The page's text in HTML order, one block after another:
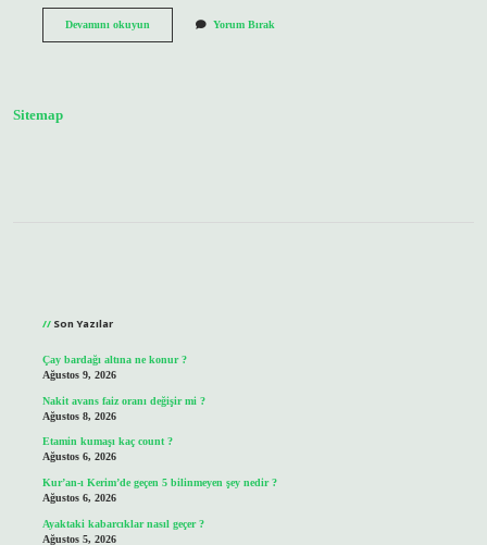
Devamını okuyunTürkçe
Yorum Bırak
Sitemap
Son Yazılar
Çay bardağı altına ne konur ?
Ağustos 9, 2026
Nakit avans faiz oranı değişir mi ?
Ağustos 8, 2026
Etamin kumaşı kaç count ?
Ağustos 6, 2026
Kur’an-ı Kerim’de geçen 5 bilinmeyen şey nedir ?
Ağustos 6, 2026
Ayaktaki kabarcıklar nasıl geçer ?
Ağustos 5, 2026